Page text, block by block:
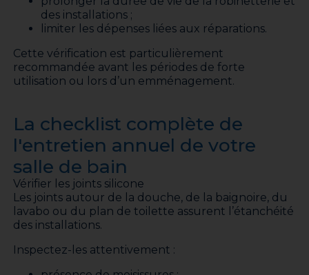
des installations ;
limiter les dépenses liées aux réparations.
Cette vérification est particulièrement
recommandée avant les périodes de forte
utilisation ou lors d’un emménagement.
La checklist complète de
l'entretien annuel de votre
salle de bain
Vérifier les joints silicone
Les joints autour de la douche, de la baignoire, du
lavabo ou du plan de toilette assurent l’étanchéité
des installations.
Inspectez-les attentivement :